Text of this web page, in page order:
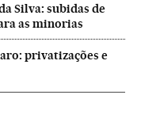
Silva: subidas de
as minorias
privatizações e